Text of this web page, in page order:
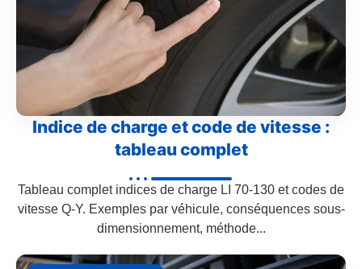
Indice de charge et code de vitesse :
tableau complet
Tableau complet indices de charge LI 70-130 et codes de
vitesse Q-Y. Exemples par véhicule, conséquences sous-
dimensionnement, méthode...